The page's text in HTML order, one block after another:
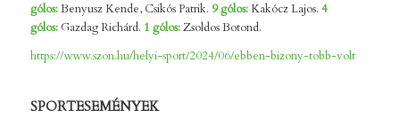
gólos:Benyusz Kende, Csikós Patrik. 9 gólos:Kakócz Lajos. 4
gólos:Gazdag Richárd. 1 gólos:Zsoldos Botond.
https://www.szon.hu/helyi-sport/2024/06/ebben-bizony-tobb-volt
SPORTESEMÉNYEK